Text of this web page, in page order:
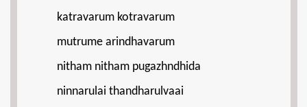
katravarum kotravarum
mutrume arindhavarum
nitham nitham pugazhndhida
ninnarulai thandharulvaai